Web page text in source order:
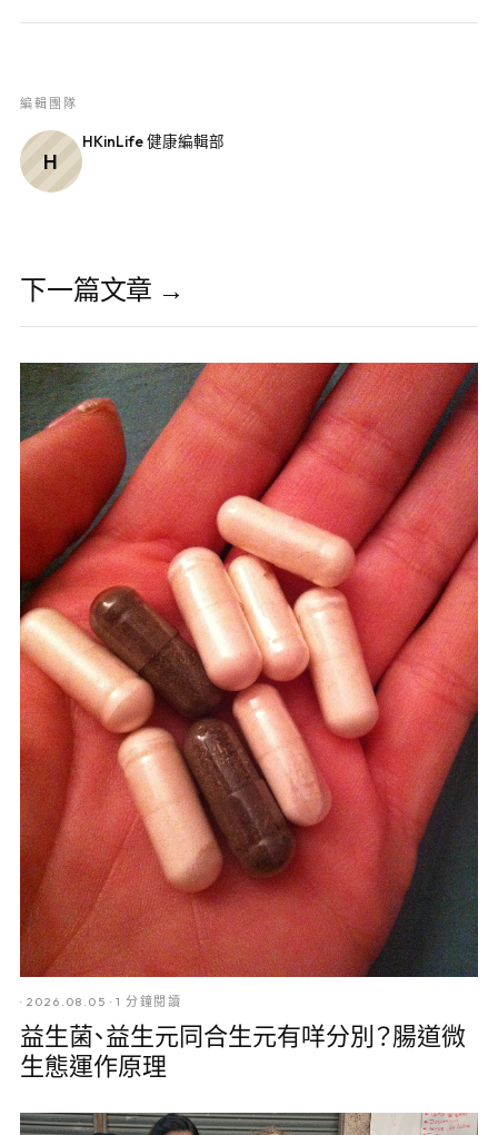
編輯團隊
H
HKinLife 健康編輯部
下一篇文章 →
· 2026.08.05 ·1 分鐘閱讀
益生菌、益生元同合生元有咩分別？腸道微
生態運作原理